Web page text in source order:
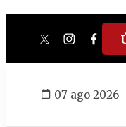
twitter
07 ago 2026